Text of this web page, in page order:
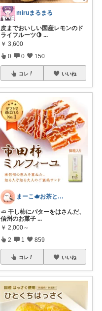
miruまるまる
皮までおいしい国産レモンのド
ライフルーツ🍋 ...
￥ 3,600
0 0 150
コレ いいね
まーこ🫖お茶とお菓子と日々の暮らし
🧈 干し柿にバターをはさんだ、
信州のお菓子 ...
￥ 2,000～
2 1 859
コレ いいね